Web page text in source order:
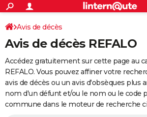
ACTUALITÉS
Politique
Société
Faits Divers
Education
Monde
Villes
+
SPORT
Coupe du monde 2026
Football
Tennis
Cyclisme
Rugby
Forum
Programme TV
TNT
Streaming
Cinéma
Sorties cinéma
Musique
+
FINANCE
Retraite
Epargne
Immobilier
Risques naturels par ville
Banque
Assurance
AUTO
Essais
Réserver un essai
Citadines
Berlines
SUV
Forum auto
+
Avis de décès
Avis de décès REFALO
Accédez gratuitement sur cette page au
REFALO. Vous pouvez affiner votre
avis de décès ou un avis d'obsèques plus
nom d'un défunt et/ou le nom ou le code
commune dans le moteur de recherche